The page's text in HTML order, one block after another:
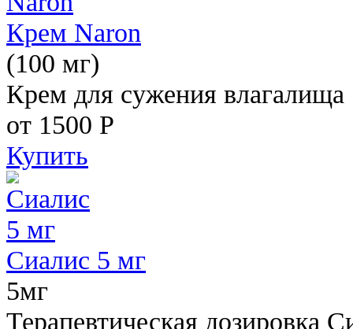
Крем Naron
(100 мг)
Крем для сужения влагалища
от 1500 Р
Купить
Сиалис 5 мг
5мг
Терапевтическая дозировка